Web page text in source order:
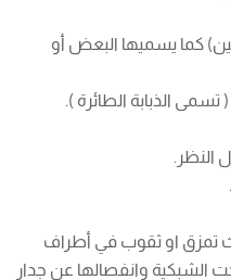
كما يسميها البعض أو
الذبابة الطائرة ).
النظر.
تمزق او ثقوب في أطراف
الشبكية وانفصالها عن جدار